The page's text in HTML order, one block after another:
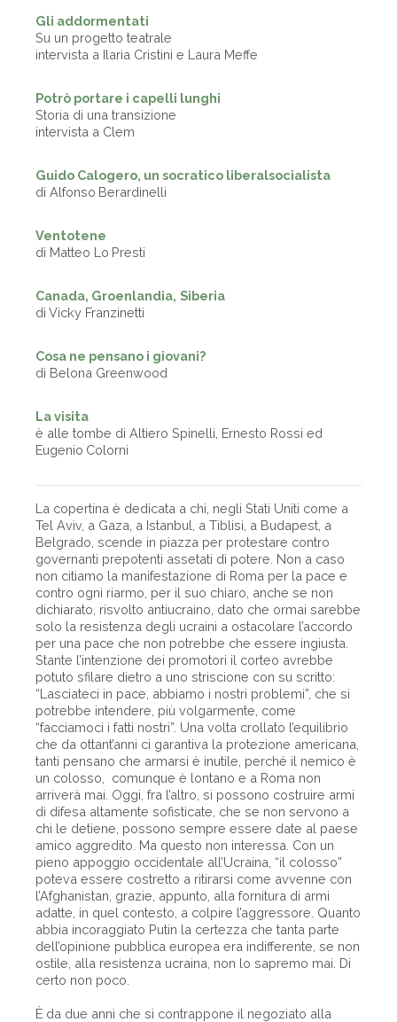
Gli addormentati
Su un progetto teatrale
intervista a Ilaria Cristini e Laura Meffe
Potrò portare i capelli lunghi
Storia di una transizione
intervista a Clem
Guido Calogero, un socratico liberalsocialista
di Alfonso Berardinelli
Ventotene
di Matteo Lo Presti
Canada, Groenlandia, Siberia
di Vicky Franzinetti
Cosa ne pensano i giovani?
di Belona Greenwood
La visita
è alle tombe di Altiero Spinelli, Ernesto Rossi ed
Eugenio Colorni
La copertina è dedicata a chi, negli Stati Uniti come a
Tel Aviv, a Gaza, a Istanbul, a Tiblisi, a Budapest, a
Belgrado, scende in piazza per protestare contro
governanti prepotenti assetati di potere. Non a caso
non citiamo la manifestazione di Roma per la pace e
contro ogni riarmo, per il suo chiaro, anche se non
dichiarato, risvolto antiucraino, dato che ormai sarebbe
solo la resistenza degli ucraini a ostacolare l’accordo
per una pace che non potrebbe che essere ingiusta.
Stante l’intenzione dei promotori il corteo avrebbe
potuto sfilare dietro a uno striscione con su scritto:
“Lasciateci in pace, abbiamo i nostri problemi”, che si
potrebbe intendere, più volgarmente, come
“facciamoci i fatti nostri”. Una volta crollato l’equilibrio
che da ottant’anni ci garantiva la protezione americana,
tanti pensano che armarsi è inutile, perché il nemico è
un colosso, comunque è lontano e a Roma non
arriverà mai. Oggi, fra l’altro, si possono costruire armi
di difesa altamente sofisticate, che se non servono a
chi le detiene, possono sempre essere date al paese
amico aggredito. Ma questo non interessa. Con un
pieno appoggio occidentale all’Ucraina, “il colosso”
poteva essere costretto a ritirarsi come avvenne con
l’Afghanistan, grazie, appunto, alla fornitura di armi
adatte, in quel contesto, a colpire l’aggressore. Quanto
abbia incoraggiato Putin la certezza che tanta parte
dell’opinione pubblica europea era indifferente, se non
ostile, alla resistenza ucraina, non lo sapremo mai. Di
certo non poco.
È da due anni che si contrappone il negoziato alla